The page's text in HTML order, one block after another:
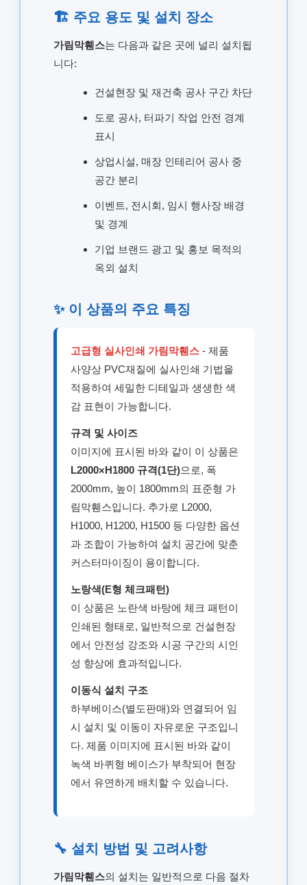
🏗️ 주요 용도 및 설치 장소
가림막휀스는 다음과 같은 곳에 널리 설치됩
니다:
건설현장 및 재건축 공사 구간 차단
도로 공사, 터파기 작업 안전 경계
표시
상업시설, 매장 인테리어 공사 중
공간 분리
이벤트, 전시회, 임시 행사장 배경
및 경계
기업 브랜드 광고 및 홍보 목적의
옥외 설치
✨ 이 상품의 주요 특징
고급형 실사인쇄 가림막휀스- 제품
사양상 PVC재질에 실사인쇄 기법을
적용하여 세밀한 디테일과 생생한 색
감 표현이 가능합니다.
규격 및 사이즈
이미지에 표시된 바와 같이 이 상품은
L2000×H1800 규격(1단)으로, 폭
2000mm, 높이 1800mm의 표준형 가
림막휀스입니다. 추가로 L2000,
H1000, H1200, H1500 등 다양한 옵션
과 조합이 가능하여 설치 공간에 맞춘
커스터마이징이 용이합니다.
노랑색(E형 체크패턴)
이 상품은 노란색 바탕에 체크 패턴이
인쇄된 형태로, 일반적으로 건설현장
에서 안전성 강조와 시공 구간의 시인
성 향상에 효과적입니다.
이동식 설치 구조
하부베이스(별도판매)와 연결되어 임
시 설치 및 이동이 자유로운 구조입니
다. 제품 이미지에 표시된 바와 같이
녹색 바퀴형 베이스가 부착되어 현장
에서 유연하게 배치할 수 있습니다.
🔧 설치 방법 및 고려사항
가림막휀스의 설치는 일반적으로 다음 절차